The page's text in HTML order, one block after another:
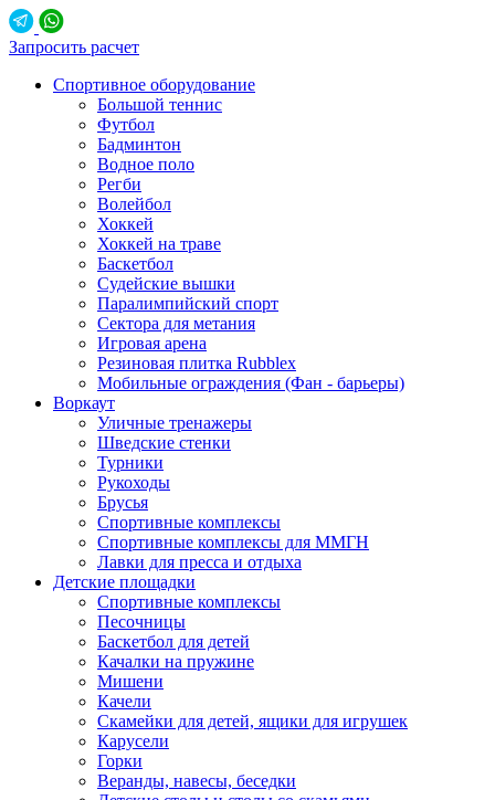
Запросить расчет
Спортивное оборудование
Большой теннис
Футбол
Бадминтон
Водное поло
Регби
Волейбол
Хоккей
Хоккей на траве
Баскетбол
Судейские вышки
Паралимпийский спорт
Сектора для метания
Игровая арена
Резиновая плитка Rubblex
Мобильные ограждения (Фан - барьеры)
Воркаут
Уличные тренажеры
Шведские стенки
Турники
Рукоходы
Брусья
Спортивные комплексы
Спортивные комплексы для ММГН
Лавки для пресса и отдыха
Детские площадки
Спортивные комплексы
Песочницы
Баскетбол для детей
Качалки на пружине
Мишени
Качели
Скамейки для детей, ящики для игрушек
Карусели
Горки
Веранды, навесы, беседки